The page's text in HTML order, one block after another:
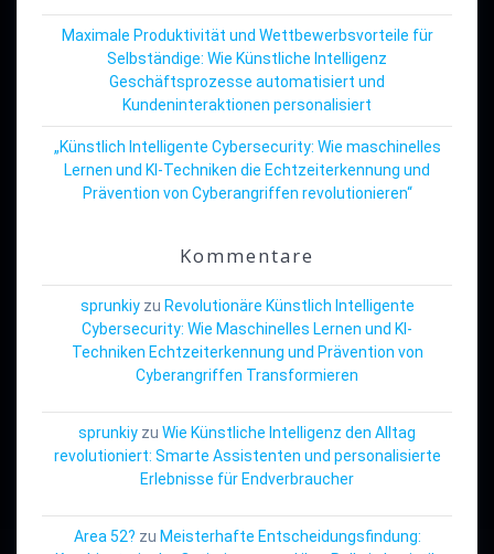
Maximale Produktivität und Wettbewerbsvorteile für
Selbständige: Wie Künstliche Intelligenz
Geschäftsprozesse automatisiert und
Kundeninteraktionen personalisiert
„Künstlich Intelligente Cybersecurity: Wie maschinelles
Lernen und KI-Techniken die Echtzeiterkennung und
Prävention von Cyberangriffen revolutionieren“
Kommentare
sprunkiyzu Revolutionäre Künstlich Intelligente
Cybersecurity: Wie Maschinelles Lernen und KI-
Techniken Echtzeiterkennung und Prävention von
Cyberangriffen Transformieren
sprunkiy zu Wie Künstliche Intelligenz den Alltag
revolutioniert: Smarte Assistenten und personalisierte
Erlebnisse für Endverbraucher
Area 52? zu Meisterhafte Entscheidungsfindung: